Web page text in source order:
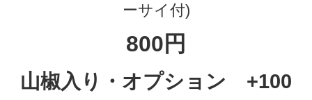
ーサイ付)
800円
山椒入り・オプション +100